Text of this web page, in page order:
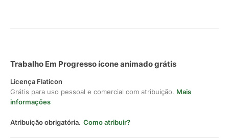
Trabalho Em Progresso ícone animado grátis
Licença Flaticon
Grátis para uso pessoal e comercial com atribuição. Mais
informações
Atribuição obrigatória. Como atribuir?